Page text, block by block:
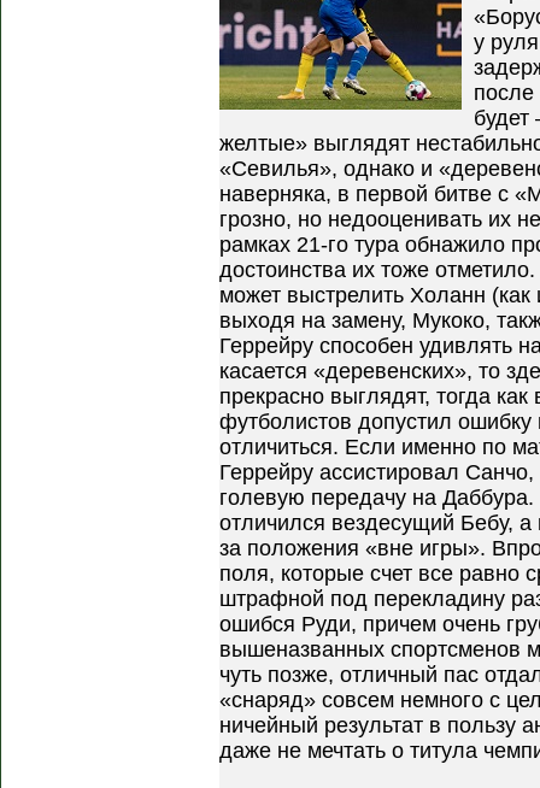
у
после
будет
желтые» выглядят
«Севилья», однако и
наверняка, в первой битве с
грозно, но недооценивать их
рамках 21-го тура обнажило
достоинства их тоже
может выстрелить Холанн
выходя на замену, Мукоко,
Геррейру способен удивлять
касается «деревенских», то
прекрасно выглядят, тогда
футболистов допустил
отличиться. Если именно по
Геррейру ассистировал
голевую передачу на Даббура.
отличился вездесущий Бебу,
за положения «вне игры».
поля, которые счет все равно
штрафной под перекладину
ошибся Руди, причем очень
вышеназванных спортсменов
чуть позже, отличный пас
«снаряд» совсем немного с
ничейный результат в пользу
даже не мечтать о титула